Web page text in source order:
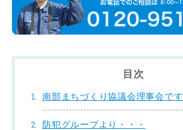
目次
南部まちづくり協議会理事会です
防犯グループより・・・